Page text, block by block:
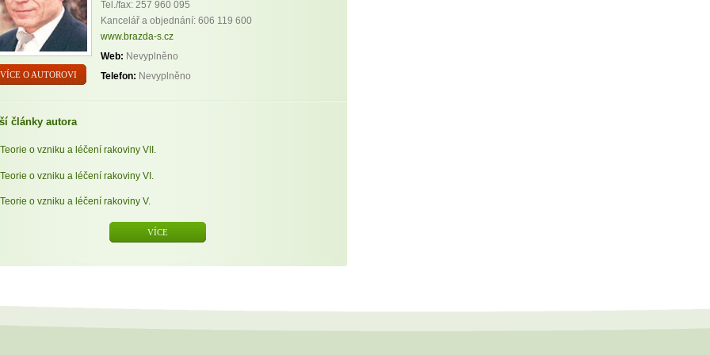
VÍCE O AUTOROVI
Tel./fax: 257 960 095
Kancelář a objednání: 606 119 600
www.brazda-s.cz
Web: Nevyplněno
Telefon: Nevyplněno
články autora
Teorie o vzniku a léčení rakoviny VII.
Teorie o vzniku a léčení rakoviny VI.
Teorie o vzniku a léčení rakoviny V.
VÍCE